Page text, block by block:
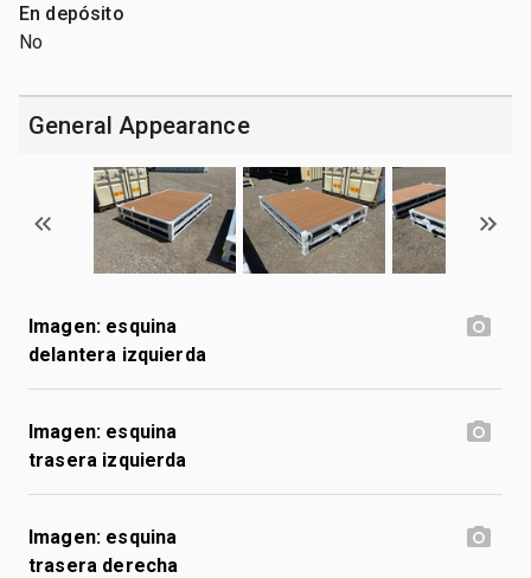
En depósito
No
General Appearance
Imagen: esquina
delantera izquierda
Imagen: esquina
trasera izquierda
Imagen: esquina
trasera derecha